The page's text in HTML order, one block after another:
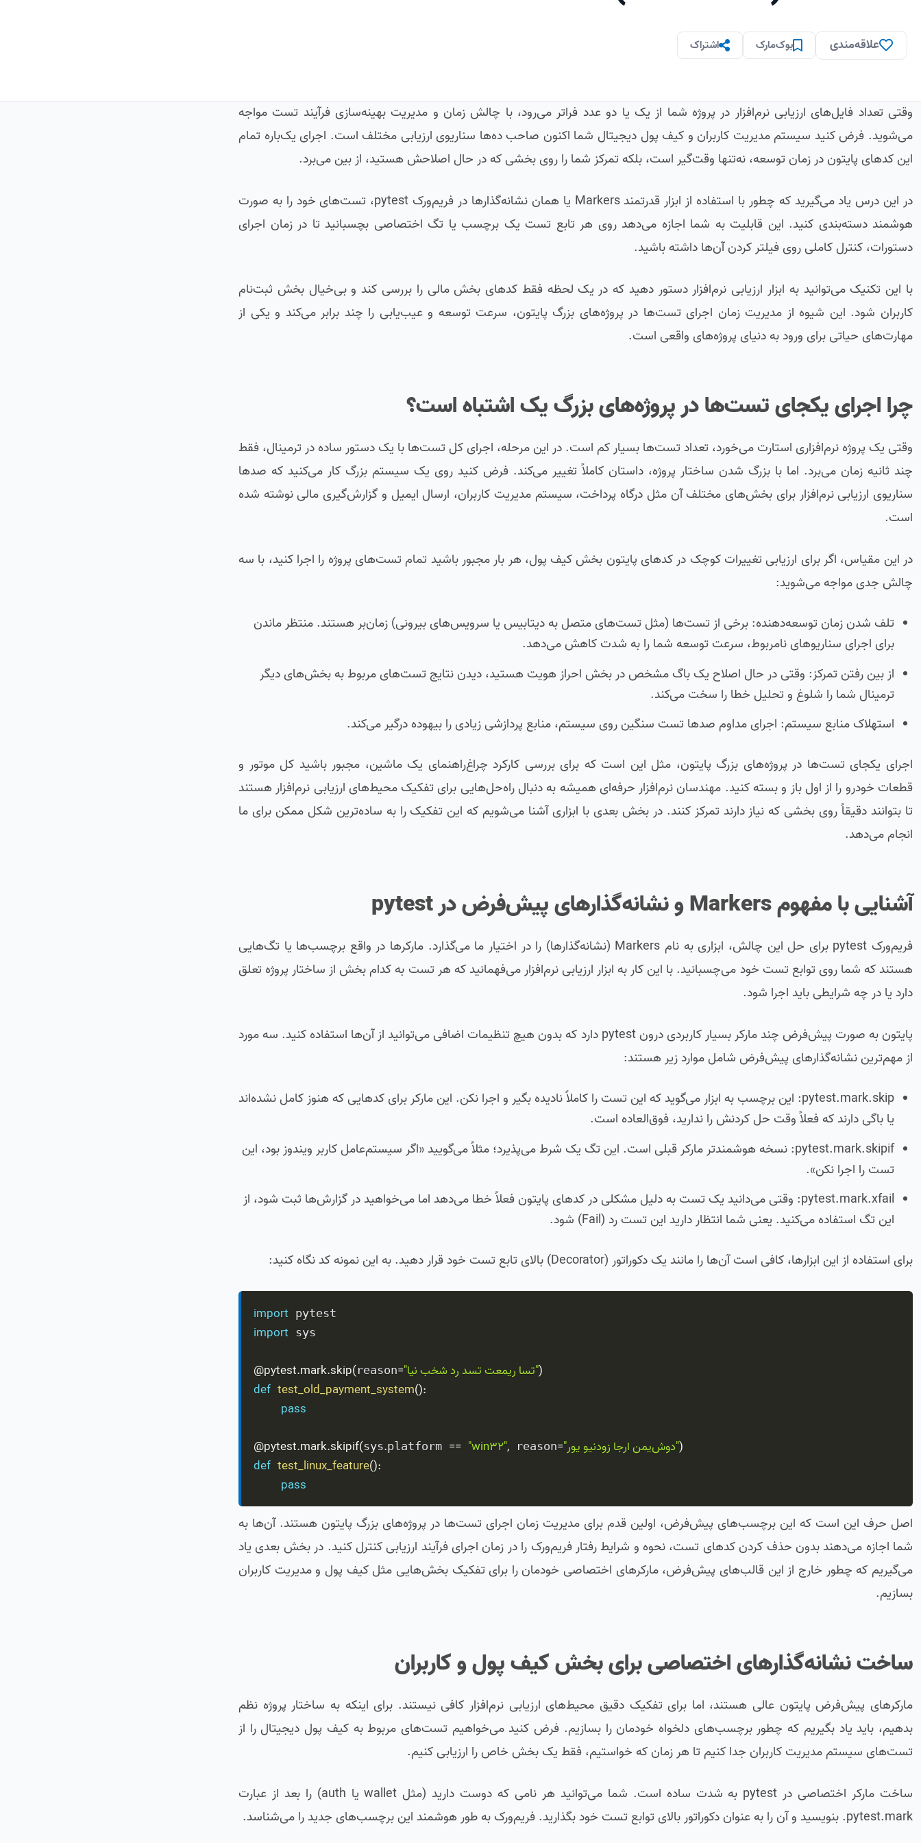
علاقه‌مندی بوک‌مارک اشتراک
وقتی تعداد فایل‌های ارزیابی نرم‌افزار در پروژه شما از یک یا دو عدد فراتر می‌رود، با چالش زمان و مدیریت بهینه‌سازی فرآیند تست مواجه
می‌شوید. فرض کنید سیستم مدیریت کاربران و کیف پول دیجیتال شما اکنون صاحب ده‌ها سناریوی ارزیابی مختلف است. اجرای یک‌باره تمام
این کدهای پایتون در زمان توسعه، نه‌تنها وقت‌گیر است، بلکه تمرکز شما را روی بخشی که در حال اصلاحش هستید، از بین می‌برد.
در این درس یاد می‌گیرید که چطور با استفاده از ابزار قدرتمند Markers یا همان نشانه‌گذارها در فریم‌ورک pytest، تست‌های خود را به صورت
هوشمند دسته‌بندی کنید. این قابلیت به شما اجازه می‌دهد روی هر تابع تست یک برچسب یا تگ اختصاصی بچسبانید تا در زمان اجرای
دستورات، کنترل کاملی روی فیلتر کردن آن‌ها داشته باشید.
با این تکنیک می‌توانید به ابزار ارزیابی نرم‌افزار دستور دهید که در یک لحظه فقط کدهای بخش مالی را بررسی کند و بی‌خیال بخش ثبت‌نام
کاربران شود. این شیوه از مدیریت زمان اجرای تست‌ها در پروژه‌های بزرگ پایتون، سرعت توسعه و عیب‌یابی را چند برابر می‌کند و یکی از
مهارت‌های حیاتی برای ورود به دنیای پروژه‌های واقعی است.
چرا اجرای یکجای تست‌ها در پروژه‌های بزرگ یک اشتباه است؟
وقتی یک پروژه نرم‌افزاری استارت می‌خورد، تعداد تست‌ها بسیار کم است. در این مرحله، اجرای کل تست‌ها با یک دستور ساده در ترمینال، فقط
چند ثانیه زمان می‌برد. اما با بزرگ شدن ساختار پروژه، داستان کاملاً تغییر می‌کند. فرض کنید روی یک سیستم بزرگ کار می‌کنید که صدها
سناریوی ارزیابی نرم‌افزار برای بخش‌های مختلف آن مثل درگاه پرداخت، سیستم مدیریت کاربران، ارسال ایمیل و گزارش‌گیری مالی نوشته شده
است.
در این مقیاس، اگر برای ارزیابی تغییرات کوچک در کدهای پایتون بخش کیف پول، هر بار مجبور باشید تمام تست‌های پروژه را اجرا کنید، با سه
چالش جدی مواجه می‌شوید:
تلف شدن زمان توسعه‌دهنده: برخی از تست‌ها (مثل تست‌های متصل به دیتابیس یا سرویس‌های بیرونی) زمان‌بر هستند. منتظر ماندن
برای اجرای سناریوهای نامربوط، سرعت توسعه شما را به شدت کاهش می‌دهد.
از بین رفتن تمرکز: وقتی در حال اصلاح یک باگ مشخص در بخش احراز هویت هستید، دیدن نتایج تست‌های مربوط به بخش‌های دیگر
ترمینال شما را شلوغ و تحلیل خطا را سخت می‌کند.
استهلاک منابع سیستم: اجرای مداوم صدها تست سنگین روی سیستم، منابع پردازشی زیادی را بیهوده درگیر می‌کند.
اجرای یکجای تست‌ها در پروژه‌های بزرگ پایتون، مثل این است که برای بررسی کارکرد چراغ‌راهنمای یک ماشین، مجبور باشید کل موتور و
قطعات خودرو را از اول باز و بسته کنید. مهندسان نرم‌افزار حرفه‌ای همیشه به دنبال راه‌حل‌هایی برای تفکیک محیط‌های ارزیابی نرم‌افزار هستند
تا بتوانند دقیقاً روی بخشی که نیاز دارند تمرکز کنند. در بخش بعدی با ابزاری آشنا می‌شویم که این تفکیک را به ساده‌ترین شکل ممکن برای ما
انجام می‌دهد.
آشنایی با مفهوم Markers و نشانه‌گذارهای پیش‌فرض در pytest
فریم‌ورک pytest برای حل این چالش، ابزاری به نام Markers (نشانه‌گذارها) را در اختیار ما می‌گذارد. مارکرها در واقع برچسب‌ها یا تگ‌هایی
هستند که شما روی توابع تست خود می‌چسبانید. با این کار به ابزار ارزیابی نرم‌افزار می‌فهمانید که هر تست به کدام بخش از ساختار پروژه تعلق
دارد یا در چه شرایطی باید اجرا شود.
پایتون به صورت پیش‌فرض چند مارکر بسیار کاربردی درون pytest دارد که بدون هیچ تنظیمات اضافی می‌توانید از آن‌ها استفاده کنید. سه مورد
از مهم‌ترین نشانه‌گذارهای پیش‌فرض شامل موارد زیر هستند:
pytest.mark.skip: این برچسب به ابزار می‌گوید که این تست را کاملاً نادیده بگیر و اجرا نکن. این مارکر برای کدهایی که هنوز کامل نشده‌اند
یا باگی دارند که فعلاً وقت حل کردنش را ندارید، فوق‌العاده است.
pytest.mark.skipif: نسخه هوشمندتر مارکر قبلی است. این تگ یک شرط می‌پذیرد؛ مثلاً می‌گویید «اگر سیستم‌عامل کاربر ویندوز بود، این
تست را اجرا نکن».
pytest.mark.xfail: وقتی می‌دانید یک تست به دلیل مشکلی در کدهای پایتون فعلاً خطا می‌دهد اما می‌خواهید در گزارش‌ها ثبت شود، از
این تگ استفاده می‌کنید. یعنی شما انتظار دارید این تست رد (Fail) شود.
برای استفاده از این ابزارها، کافی است آن‌ها را مانند یک دکوراتور (Decorator) بالای تابع تست خود قرار دهید. به این نمونه کد نگاه کنید:
import
import sys
@pytest.mark.skip(reason="این بخش در دست تعمیر است")
def test_old_payment_system():
pass
@pytest.mark.skipif(sys.platform == "win32", reason= "روی ویندوز اجرا نمی‌شود")
def test_linux_feature():
pass
اصل حرف این است که این برچسب‌های پیش‌فرض، اولین قدم برای مدیریت زمان اجرای تست‌ها در پروژه‌های بزرگ پایتون هستند. آن‌ها به
شما اجازه می‌دهند بدون حذف کردن کدهای تست، نحوه و شرایط رفتار فریم‌ورک را در زمان اجرای فرآیند ارزیابی کنترل کنید. در بخش بعدی یاد
می‌گیریم که چطور خارج از این قالب‌های پیش‌فرض، مارکرهای اختصاصی خودمان را برای تفکیک بخش‌هایی مثل کیف پول و مدیریت کاربران
بسازیم.
ساخت نشانه‌گذارهای اختصاصی برای بخش کیف پول و کاربران
مارکرهای پیش‌فرض پایتون عالی هستند، اما برای تفکیک دقیق محیط‌های ارزیابی نرم‌افزار کافی نیستند. برای اینکه به ساختار پروژه نظم
بدهیم، باید یاد بگیریم که چطور برچسب‌های دلخواه خودمان را بسازیم. فرض کنید می‌خواهیم تست‌های مربوط به کیف پول دیجیتال را از
تست‌های سیستم مدیریت کاربران جدا کنیم تا هر زمان که خواستیم، فقط یک بخش خاص را ارزیابی کنیم.
ساخت مارکر اختصاصی در pytest به شدت ساده است. شما می‌توانید هر نامی که دوست دارید (مثل wallet یا auth) را بعد از عبارت
pytest.mark. بنویسید و آن را به عنوان دکوراتور بالای توابع تست خود بگذارید. فریم‌ورک به طور هوشمند این برچسب‌های جدید را می‌شناسد.